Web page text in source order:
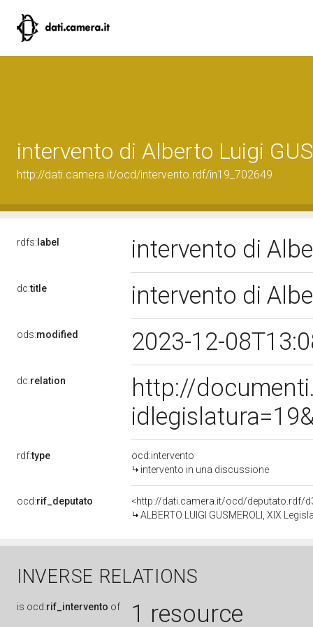
intervento di Alberto Luigi
http://dati.camera.it/ocd/intervento.rdf/in19_702649
rdfs: label intervento di
dc:title intervento di
ods:modified 2023-12-
dc:relation
http://
rdf:type
ocd:intervento
intervento in una discussione
ocd:rif_deputato
<http://dati.camera.it/ocd/deputato.rdf/
ALBERTO LUIGI GUSMEROLI, XIX
INVERSE RELATIONS
is ocd:rif_intervento of 1 resource